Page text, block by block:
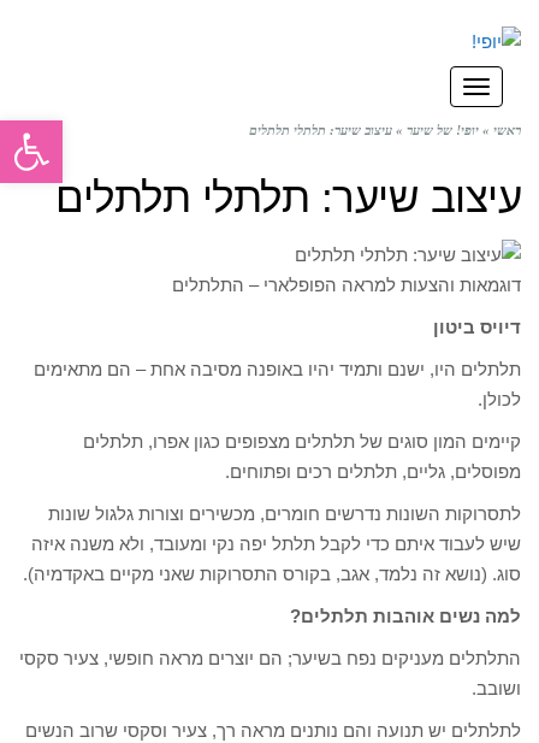
תפריט
ראשי » יופי! של שיער » עיצוב שיער: תלתלי תלתלים
עיצוב שיער: תלתלי תלתלים
דוגמאות והצעות למראה הפופלארי – התלתלים
דיויס ביטון
תלתלים היו, ישנם ותמיד יהיו באופנה מסיבה אחת – הם מתאימים
לכולן.
קיימים המון סוגים של תלתלים מצפופים כגון אפרו, תלתלים
מפוסלים, גליים, תלתלים רכים ופתוחים.
לתסרוקות השונות נדרשים חומרים, מכשירים וצורות גלגול שונות
שיש לעבוד איתם כדי לקבל תלתל יפה נקי ומעובד, ולא משנה איזה
סוג. (נושא זה נלמד, אגב, בקורס התסרוקות שאני מקיים באקדמיה).
למה נשים אוהבות תלתלים?
התלתלים מעניקים נפח בשיער; הם יוצרים מראה חופשי, צעיר סקסי
ושובב.
לתלתלים יש תנועה והם נותנים מראה רך, צעיר וסקסי שרוב הנשים
פתח